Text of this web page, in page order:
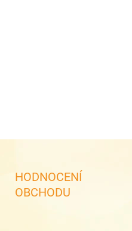
HODNOCENÍ
OBCHODU